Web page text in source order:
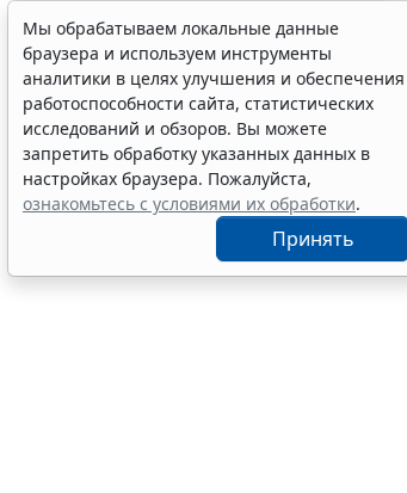
Мы обрабатываем локальные данные
браузера и используем инструменты
аналитики в целях улучшения и обеспечения
работоспособности сайта, статистических
исследований и обзоров. Вы можете
запретить обработку указанных данных в
настройках браузера. Пожалуйста,
ознакомьтесь с условиями их обработки.
Принять